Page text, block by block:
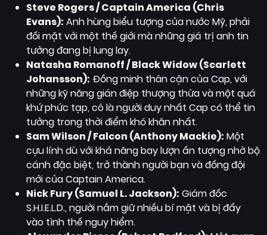
Steve Rogers / Captain America (Chris
Evans): Anh hùng biểu tượng của nước Mỹ, phải
đối mặt với một thế giới mà những giá trị anh tin
tưởng đang bị lung lay.
Natasha Romanoff / Black Widow (Scarlett
Johansson): Đồng minh thân cận của Cap, với
những kỹ năng gián điệp thượng thừa và một quá
khứ phức tạp, cô là người duy nhất Cap có thể tin
tưởng trong thời điểm khó khăn nhất.
Sam Wilson / Falcon (Anthony Mackie): Một
cựu lính dù với khả năng bay lượn ấn tượng nhờ bộ
cánh đặc biệt, trở thành người bạn và đồng đội
mới của Captain America.
Nick Fury (Samuel L. Jackson): Giám đốc
S.H.I.E.L.D., người nắm giữ nhiều bí mật và bị đẩy
vào tình thế nguy hiểm.